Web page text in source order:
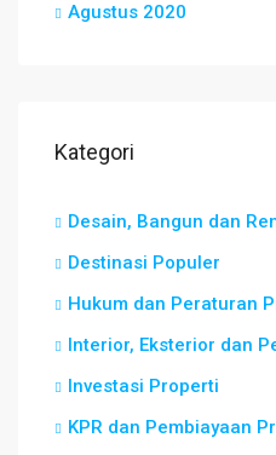
Agustus 2020
Kategori
Desain, Bangun dan
Destinasi Populer
Hukum dan Peraturan
Interior, Eksterior dan
Investasi Properti
KPR dan Pembiayaan